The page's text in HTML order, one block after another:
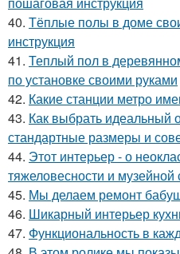
40. Тёплые полы в доме
инструкция
41. Теплый пол в
по установке своими руками
42. Какие станции метро
43. Как выбрать идеальный
стандартные размеры и
44. Этот интерьер - о
тяжеловесности и музейной
45. Мы делаем ремонт
46. Шикарный интерьер
47. Функциональность в